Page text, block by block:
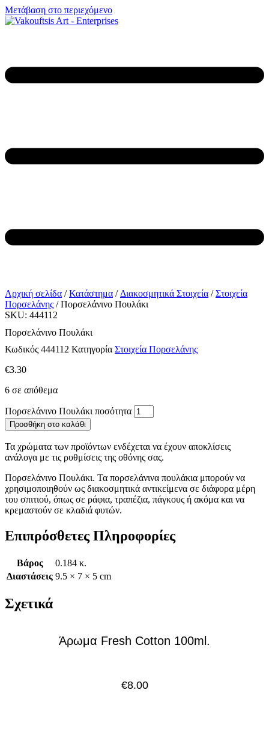
Μετάβαση στο περιεχόμενο
Αρχική σελίδα /Κατάστημα / Διακοσμητικά Στοιχεία /Στοιχεία
Πορσελάνης / Πορσελάνινο Πουλάκι
SKU: 444112
Πορσελάνινο Πουλάκι
Κωδικός 444112 Κατηγορία Στοιχεία Πορσελάνης
€3.30
6 σε απόθεμα
Πορσελάνινο Πουλάκι ποσότητα
Προσθήκη στο καλάθι
Τα χρώματα των προϊόντων ενδέχεται να έχουν αποκλίσεις
ανάλογα με τις ρυθμίσεις της οθόνης σας.
Πορσελάνινο Πουλάκι. Τα πορσελάνινα πουλάκια μπορούν να
χρησιμοποιηθούν ως διακοσμητικά αντικείμενα σε διάφορα μέρη
του σπιτιού, όπως σε ράφια, τραπέζια, πάγκους ή ακόμα και να
κρεμαστούν σε κλαδιά φυτών.
Επιπρόσθετες Πληροφορίες
Βάρος
0.184 κ.
Διαστάσεις 9.5 × 7 × 5 cm
Σχετικά
Άρωμα Fresh Cotton 100ml.
€8.00